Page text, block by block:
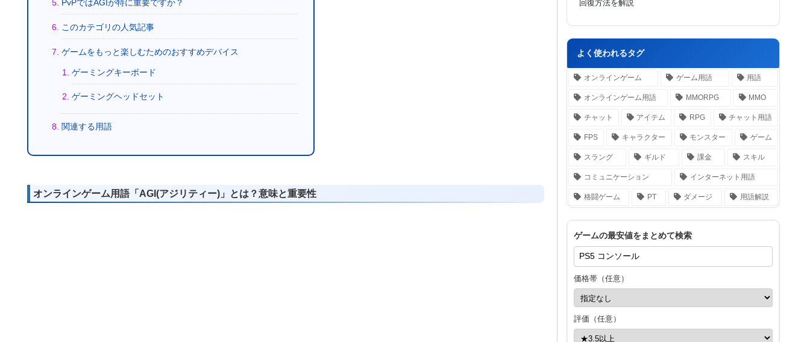
PvPではAGIが特に重要ですか？
このカテゴリの人気記事
ゲームをもっと楽しむためのおすすめデバイス
ゲーミングキーボード
ゲーミングヘッドセット
関連する用語
オンラインゲーム用語「AGI(アジリティー)」とは？意味と重要性
回復方法を解説
よく使われるタグ
オンラインゲーム ゲーム用語 用語
オンラインゲーム用語 MMORPG MMO
チャット アイテム RPG チャット用語
FPS キャラクター モンスター ゲーム
スラング ギルド 課金 スキル
コミュニケーション インターネット用語
格闘ゲーム PT ダメージ 用語解説
ゲームの最安値をまとめて検索
価格帯（任意）
評価（任意）